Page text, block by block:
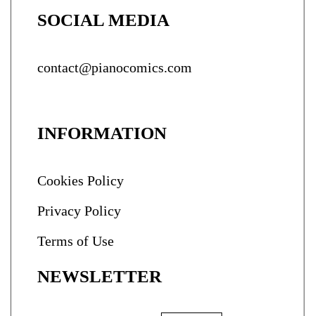
SOCIAL MEDIA
contact@pianocomics.com
INFORMATION
Cookies Policy
Privacy Policy
Terms of Use
NEWSLETTER